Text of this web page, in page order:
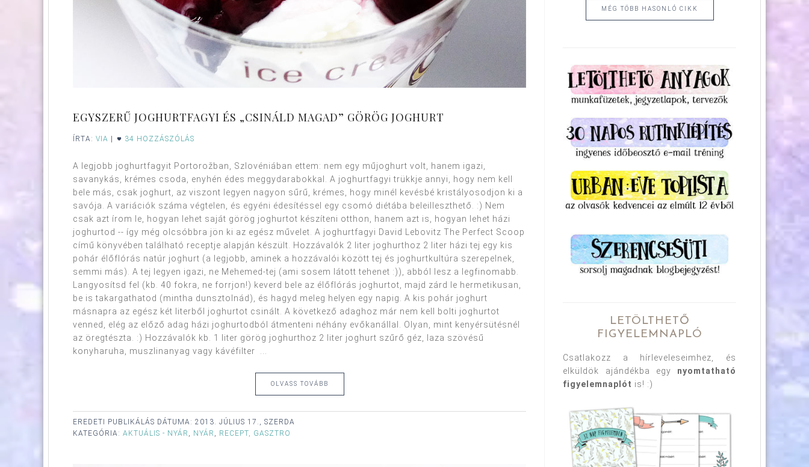
EGYSZERŰ JOGHURTFAGYI ÉS „CSINÁLD MAGAD” GÖRÖG JOGHURT
ÍRTA: VIA | 34 HOZZÁSZÓLÁS
A legjobb joghurtfagyit Portorožban, Szlovéniában ettem: nem egy műjoghurt volt, hanem igazi,
savanykás, krémes csoda, enyhén édes meggydarabokkal. A joghurtfagyi trükkje annyi, hogy nem kell
bele más, csak joghurt, az viszont legyen nagyon sűrű, krémes, hogy minél kevésbé kristályosodjon ki a
savója. A variációk száma végtelen, és egyéni édesítéssel egy csomó diétába beleilleszthető. :) Nem
csak azt írom le, hogyan lehet saját görög joghurtot készíteni otthon, hanem azt is, hogyan lehet házi
joghurtod -- így még olcsóbbra jön ki az egész művelet. A joghurtfagyi David Lebovitz The Perfect Scoop
című könyvében található receptje alapján készült. Hozzávalók 2 liter joghurthoz 2 liter házi tej egy kis
pohár élőflórás natúr joghurt (a legjobb, aminek a hozzávalói között tej és joghurtkultúra szerepelnek,
semmi más). A tej legyen igazi, ne Mehemed-tej (ami sosem látott tehenet :)), abból lesz a legfinomabb.
Langyosítsd fel (kb. 40 fokra, ne forrjon!) keverd bele az élőflórás joghurtot, majd zárd le hermetikusan,
be is takargathatod (mintha dunsztolnád), és hagyd meleg helyen egy napig. A kis pohár joghurt
másnapra az egész két literből joghurtot csinált. A következő adaghoz már nem kell bolti joghurtot
venned, elég az előző adag házi joghurtodból átmenteni néhány evőkanállal. Olyan, mint kenyérsütésnél
az öregtészta. :) Hozzávalók kb. 1 liter görög joghurthoz 2 liter joghurt szűrő géz, laza szövésű
konyharuha, muszlinanyag vagy kávéfilter ...
OLVASS TOVÁBB
EREDETI PUBLIKÁLÁS DÁTUMA: 2013. JÚLIUS 17., SZERDA
KATEGÓRIA: AKTUÁLIS - NYÁR , NYÁR , RECEPT, GASZTRO
MÉG TÖBB HASONLÓ CIKK
LETÖLTHETŐ
FIGYELEMNAPLÓ
Csatlakozz a hírleveleseimhez, és
elküldök ajándékba egy nyomtatható
figyelemnaplót is! :)